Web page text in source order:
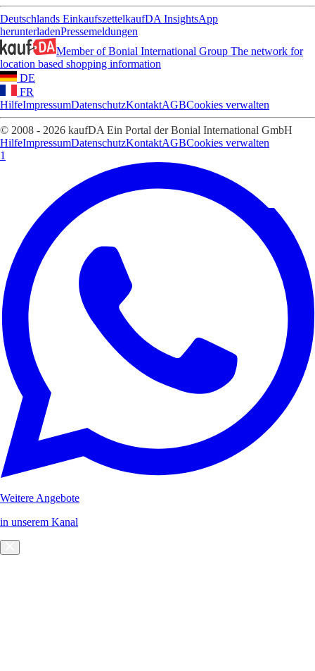
Deutschlands EinkaufszettelkaufDA InsightsApp
herunterladenPressemeldungen
Member of Bonial International Group The network for
location based shopping information
DE
FR
HilfeImpressumDatenschutzKontaktAGBCookies verwalten
© 2008 - 2026 kaufDA Ein Portal der Bonial International GmbH
HilfeImpressumDatenschutzKontaktAGBCookies verwalten
1
Weitere Angebote
in unserem Kanal